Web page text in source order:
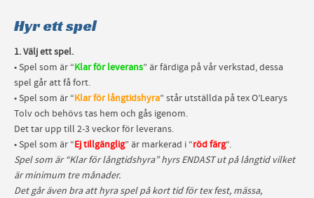
Hyr ett spel
1. Välj ett spel.
• Spel som är “Klar för leverans” är färdiga på vår verkstad, dessa
spel går att få fort.
• Spel som är “Klar för långtidshyra” står utställda på tex O’Learys
Tolv och behövs tas hem och gås igenom.
Det tar upp till 2-3 veckor för leverans.
• Spel som är “Ej tillgänglig” är markerad i “röd färg“.
Spel som är “Klar för långtidshyra” hyrs ENDAST ut på långtid vilket
är minimum tre månader.
Det går även bra att hyra spel på kort tid för tex fest, mässa,